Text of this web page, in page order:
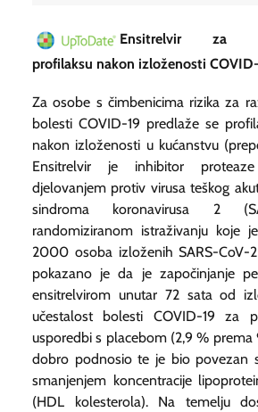
Ensitrelvir za
profilaksu nakon izloženosti
Za osobe s čimbenicima rizika za
bolesti COVID-19 predlaže se
nakon izloženosti u kućanstvu
Ensitrelvir je inhibitor
djelovanjem protiv virusa teškog
sindroma koronavirusa 2
randomiziranom istraživanju koje
2000 osoba izloženih SARS-CoV-
pokazano je da je započinjanje
ensitrelvirom unutar 72 sata od
učestalost bolesti COVID-19 za
usporedbi s placebom (2,9 % prema
dobro podnosio te je bio povezan
smanjenjem koncentracije
(HDL kolesterola). Na temelju